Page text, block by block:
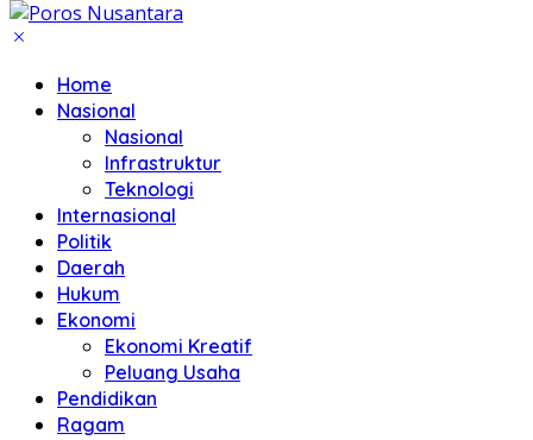
Home
Nasional
Nasional
Infrastruktur
Teknologi
Internasional
Politik
Daerah
Hukum
Ekonomi
Ekonomi Kreatif
Peluang Usaha
Pendidikan
Ragam